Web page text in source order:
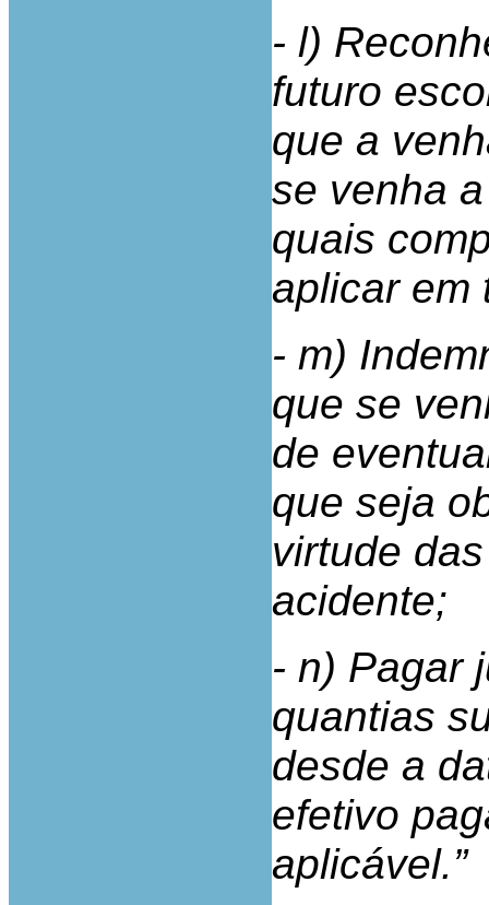
- l)
futuro
que a
se venha
quais
aplicar em
- m)
que se
de
que seja
virtude
acidente;
- n) Pagar
quantias
desde a
efetivo
aplicável.”